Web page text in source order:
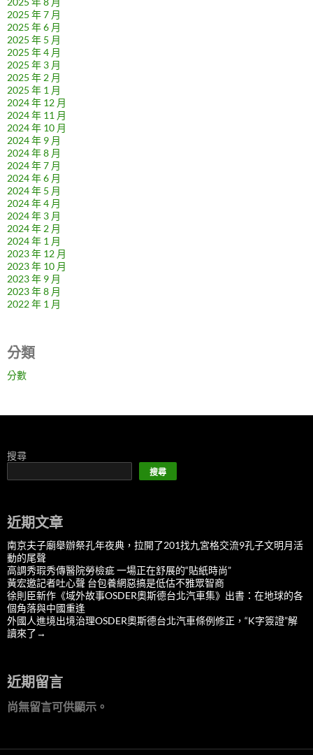
2025 年 7 月
2025 年 6 月
2025 年 5 月
2025 年 4 月
2025 年 3 月
2025 年 2 月
2025 年 1 月
2024 年 12 月
2024 年 11 月
2024 年 10 月
2024 年 9 月
2024 年 8 月
2024 年 7 月
2024 年 6 月
2024 年 5 月
2024 年 4 月
2024 年 3 月
2024 年 2 月
2024 年 1 月
2023 年 12 月
2023 年 10 月
2023 年 9 月
2023 年 8 月
2022 年 1 月
分類
分數
搜尋
搜尋
近期文章
南京夫子廟舉辦祭孔年夜典，拉開了201找九宮格交流9孔子文明月活
動的尾聲
高調秀瑕秀傳醫院勞檢疵 一場正在舒展的“貼紙時尚”
黃宏邀記者吐心聲 台包養網惡搞是低估不雅眾智商
徐則臣新作《域外故事OSDER奧斯德台北汽車集》出書：在地球的各
個角落與中國重逢
外國人進境出境治理OSDER奧斯德台北汽車條例修正，“K字簽證”解
讀來了→
近期留言
尚無留言可供顯示。